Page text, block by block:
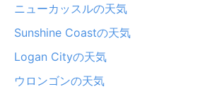
ニューカッスルの天気
Sunshine Coastの天気
Logan Cityの天気
ウロンゴンの天気